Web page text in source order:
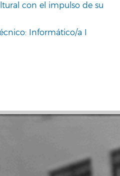
con el impulso de su
Informático/a I